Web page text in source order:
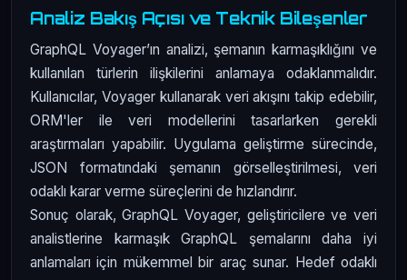
Analiz Bakış Açısı ve Teknik Bileşenler
GraphQL Voyager’ın analizi, şemanın karmaşıklığını ve
kullanılan türlerin ilişkilerini anlamaya odaklanmalıdır.
Kullanıcılar, Voyager kullanarak veri akışını takip edebilir,
ORM'ler ile veri modellerini tasarlarken gerekli
araştırmaları yapabilir. Uygulama geliştirme sürecinde,
JSON formatındaki şemanın görselleştirilmesi, veri
odaklı karar verme süreçlerini de hızlandırır.
Sonuç olarak, GraphQL Voyager, geliştiricilere ve veri
analistlerine karmaşık GraphQL şemalarını daha iyi
anlamaları için mükemmel bir araç sunar. Hedef odaklı